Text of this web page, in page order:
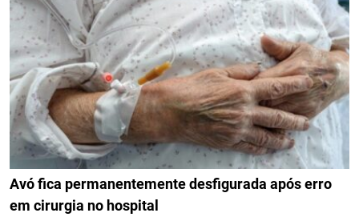
Avó fica permanentemente desfigurada após erro
em cirurgia no hospital